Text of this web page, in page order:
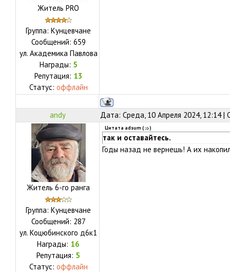
Житель PRO
Группа: Кунцевчане
Сообщений: 659
ул. Академика Павлова
Награды: 5
Репутация: 13
Статус: оффлайн
andy Дата: Среда, 10 Апреля 2024, 12:14 |
Житель 6-го ранга
Группа: Кунцевчане
Сообщений: 287
ул. Коцюбинского д6к1
Награды: 16
Репутация: 5
Статус: оффлайн
Цитата adsum ( )
так и оставайтесь.
Годы назад не вернешь! А их